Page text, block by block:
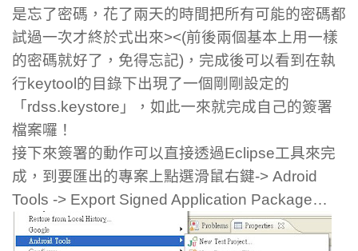
是忘了密碼，花了兩天的時間把所有可能的密碼都
試過一次才終於式出來><(前後兩個基本上用一樣
的密碼就好了，免得忘記)，完成後可以看到在執
行keytool的目錄下出現了一個剛剛設定的
「rdss.keystore」，如此一來就完成自己的簽署
檔案囉！
接下來簽署的動作可以直接透過Eclipse工具來完
成，到要匯出的專案上點選滑鼠右鍵-> Adroid
Tools -> Export Signed Application Package…